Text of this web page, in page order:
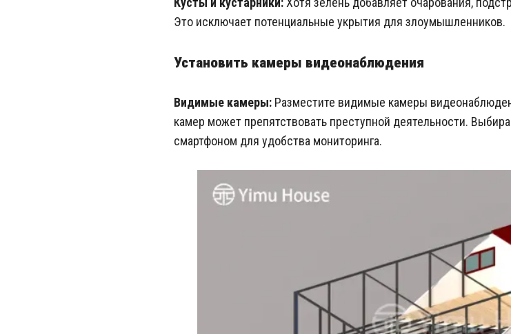
Это исключает потенциальные укрытия для злоумышленников.
Установить камеры видеонаблюдения
Видимые камеры: Разместите видимые камеры
камер может препятствовать преступной деятельности.
смартфоном для удобства мониторинга.